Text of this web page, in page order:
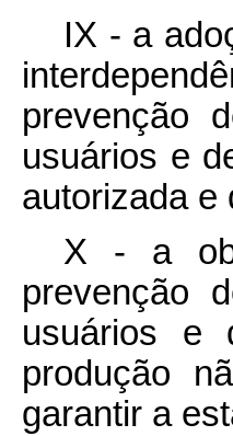
IX - a
prevenção
usuários e
autorizada e
X - a
prevenção
usuários e
produção
garantir a